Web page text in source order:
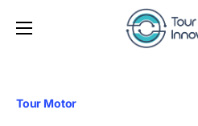
Tour Motor